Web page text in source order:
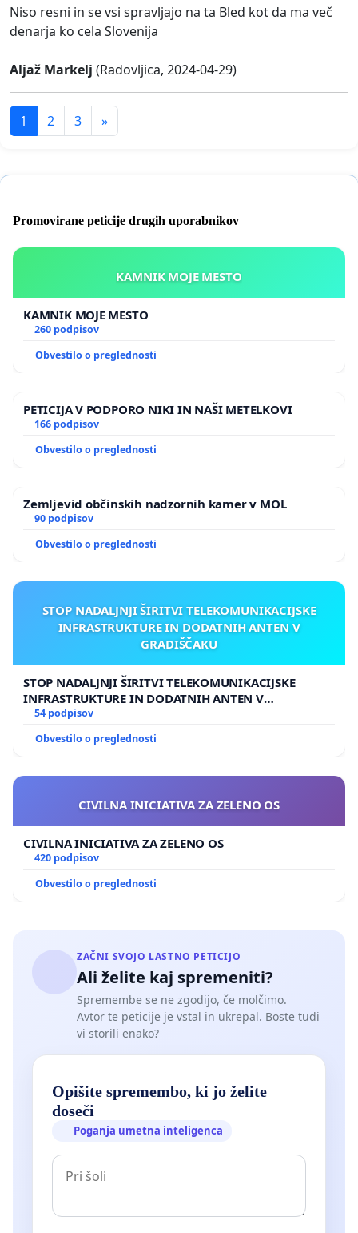
Niso resni in se vsi spravljajo na ta Bled kot da ma več
denarja ko cela Slovenija
Aljaž Markelj (Radovljica, 2024-04-29)
1 2 3 »
Promovirane peticije drugih uporabnikov
KAMNIK MOJE MESTO
KAMNIK MOJE MESTO
260 podpisov
Obvestilo o preglednosti
PETICIJA V PODPORO NIKI IN NAŠI METELKOVI
166 podpisov
Obvestilo o preglednosti
Zemljevid občinskih nadzornih kamer v MOL
90 podpisov
Obvestilo o preglednosti
STOP NADALJNJI ŠIRITVI TELEKOMUNIKACIJSKE
INFRASTRUKTURE IN DODATNIH ANTEN V
GRADIŠČAKU
STOP NADALJNJI ŠIRITVI TELEKOMUNIKACIJSKE
INFRASTRUKTURE IN DODATNIH ANTEN V
GRADIŠČAKU
54 podpisov
Obvestilo o preglednosti
CIVILNA INICIATIVA ZA ZELENO OS
CIVILNA INICIATIVA ZA ZELENO OS
420 podpisov
Obvestilo o preglednosti
ZAČNI SVOJO LASTNO PETICIJO
Ali želite kaj spremeniti?
Spremembe se ne zgodijo, če molčimo.
Avtor te peticije je vstal in ukrepal. Boste tudi
vi storili enako?
Opišite spremembo, ki jo želite
doseči
Poganja umetna inteligenca